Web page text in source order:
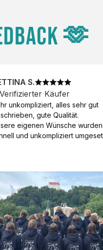
🫶
S.
Verifizierter Käufer
unkompliziert, alles sehr gut
gute Qualität.
eigenen Wünsche wurden
und unkompliziert